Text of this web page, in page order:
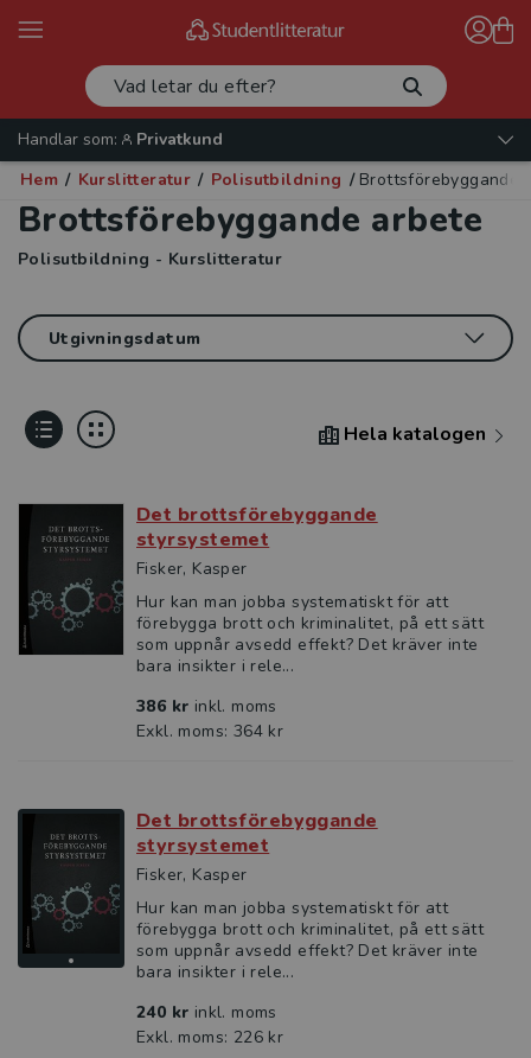
Handlar som:
Privatkund
Hem / Kurslitteratur / Polisutbildning / Brottsförebyggande
Brottsförebyggande arbete
Polisutbildning - Kurslitteratur
Hela katalogen
Det brottsförebyggande
styrsystemet
Fisker, Kasper
Hur kan man jobba systematiskt för att
förebygga brott och kriminalitet, på ett sätt
som uppnår avsedd effekt? Det kräver inte
bara insikter i rele...
386 kr inkl. moms
Exkl. moms: 364 kr
Det brottsförebyggande
styrsystemet
Fisker, Kasper
Hur kan man jobba systematiskt för att
förebygga brott och kriminalitet, på ett sätt
som uppnår avsedd effekt? Det kräver inte
bara insikter i rele...
240 kr inkl. moms
Exkl. moms: 226 kr